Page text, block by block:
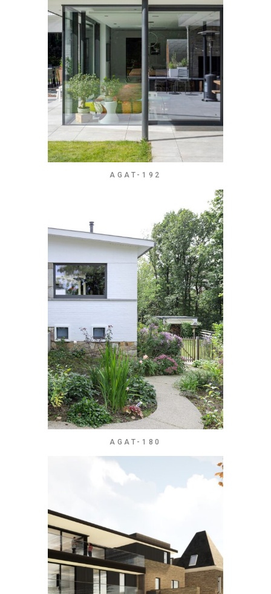
AGAT-192
AGAT-180